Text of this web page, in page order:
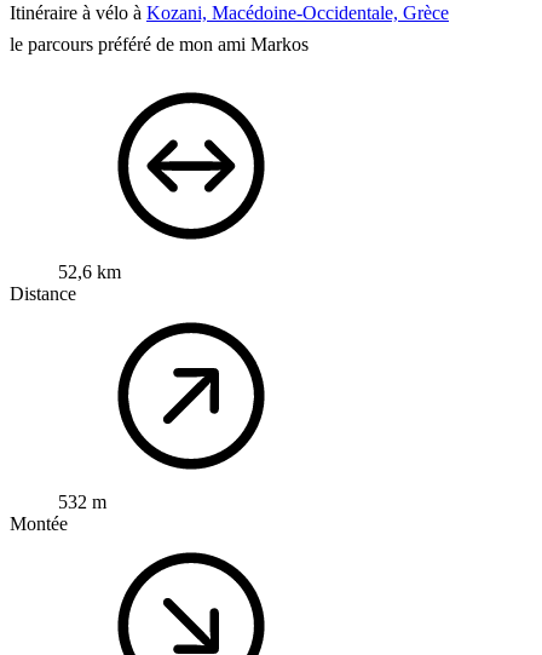
Itinéraire à vélo à Kozani, Macédoine-Occidentale, Grèce
le parcours préféré de mon ami Markos
52,6 km
Distance
532 m
Montée